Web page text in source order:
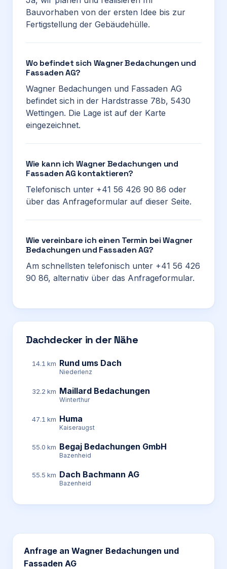
Bauvorhaben von der ersten Idee bis zur
Fertigstellung der Gebäudehülle.
Wo befindet sich Wagner Bedachungen und
Fassaden AG?
Wagner Bedachungen und Fassaden AG
befindet sich in der Hardstrasse 78b, 5430
Wettingen. Die Lage ist auf der Karte
eingezeichnet.
Wie kann ich Wagner Bedachungen und
Fassaden AG kontaktieren?
Telefonisch unter +41 56 426 90 86 oder
über das Anfrageformular auf dieser Seite.
Wie vereinbare ich einen Termin bei Wagner
Bedachungen und Fassaden AG?
Am schnellsten telefonisch unter +41 56 426
90 86, alternativ über das Anfrageformular.
Dachdecker in der Nähe
14.1 km Rund ums Dach
Niederlenz
32.2 km Maillard Bedachungen
Winterthur
47.1 km Huma
Kaiseraugst
55.0 km Begaj Bedachungen GmbH
Bazenheid
55.5 km Dach Bachmann AG
Bazenheid
Anfrage an Wagner Bedachungen und
Fassaden AG